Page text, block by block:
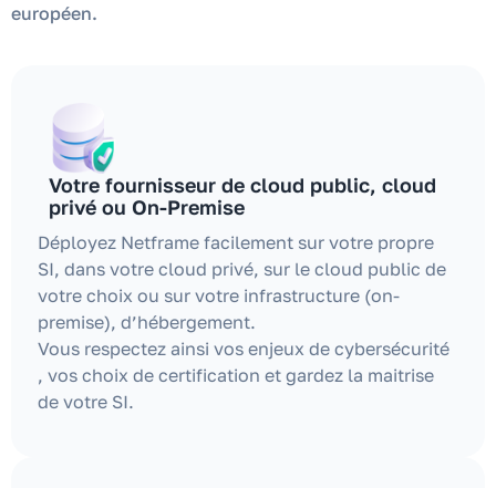
européen.
Votre fournisseur de cloud public, cloud
privé ou On-Premise
Déployez Netframe facilement sur votre propre
SI, dans votre cloud privé, sur le cloud public de
votre choix ou sur votre infrastructure (on-
premise), d’hébergement.
Vous respectez ainsi vos enjeux de cybersécurité
, vos choix de certification et gardez la maitrise
de votre SI.